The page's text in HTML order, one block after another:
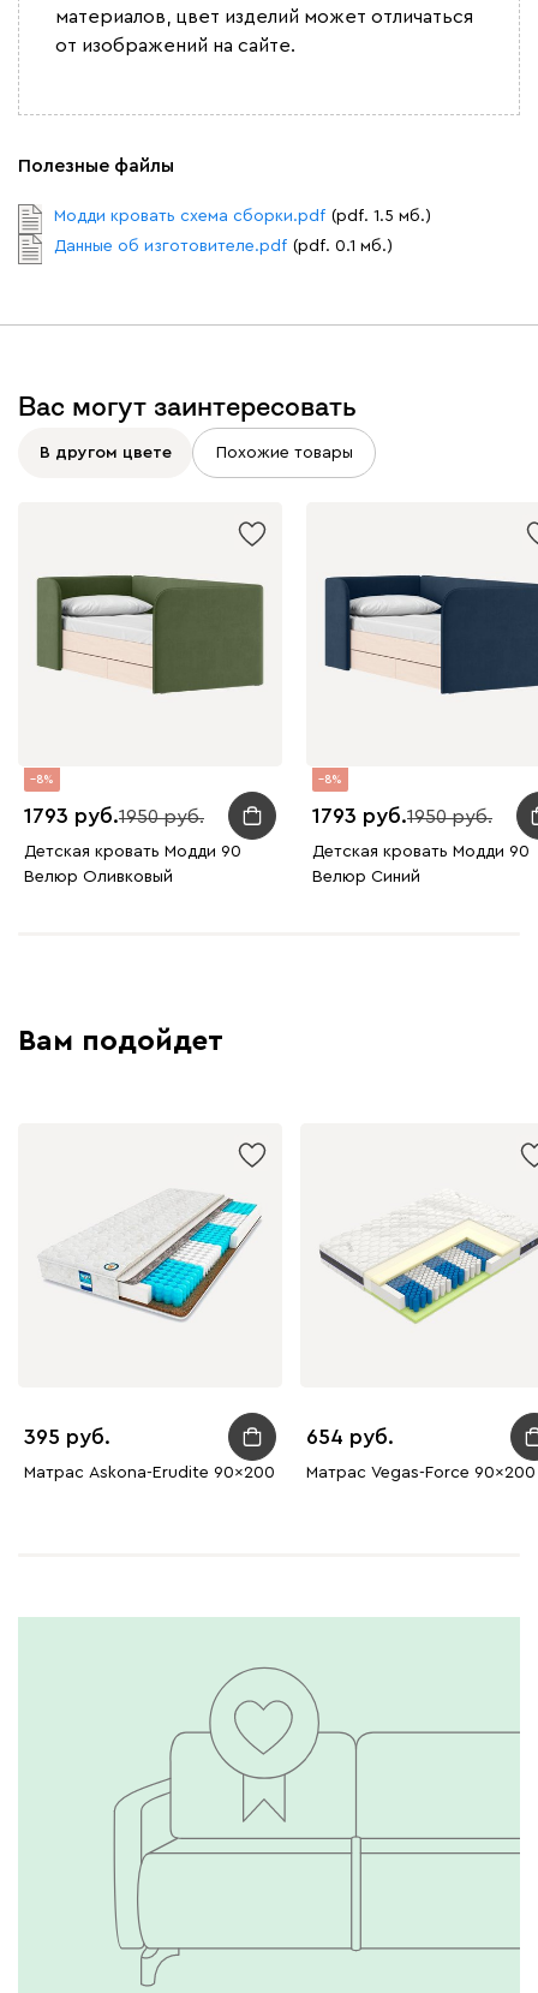
материалов, цвет изделий может отличаться
от изображений на сайте.
Полезные файлы
Модди кровать схема сборки.pdf (pdf. 1.5 мб.)
Данные об изготовителе.pdf (pdf. 0.1 мб.)
Вас могут заинтересовать
В другом цвете Похожие товары
8
1793 1950
Детская кровать Модди 90
Велюр Оливковый
8
1793 1950
Детская кровать Модди 90
Велюр Синий
Вам подойдет
395
Матрас Askona-Erudite 90x200
654
Матрас Vegas-Force 90x200